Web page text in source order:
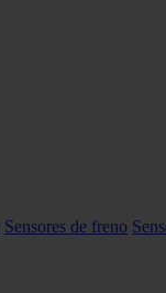
Sensores de freno